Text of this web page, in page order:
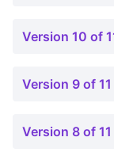
Version 10 of
Version 9 of 11
Version 8 of 11